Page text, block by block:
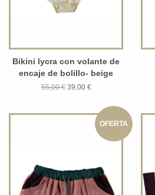
Bikini lycra con volante de
encaje de bolillo- beige
55,00 €39,00 €
OFERTA